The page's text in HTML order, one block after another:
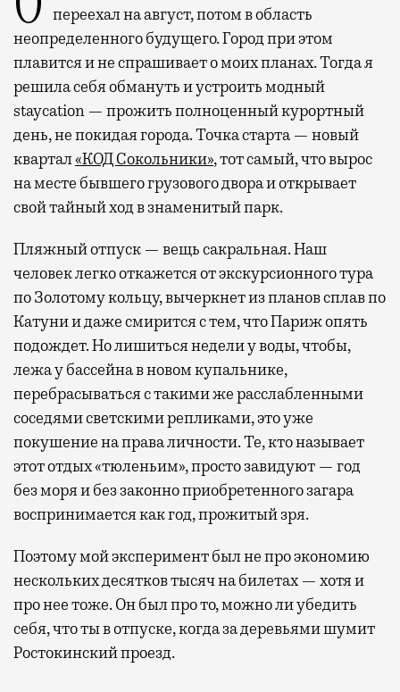
переехал на август, потом в область
неопределенного будущего. Город при этом
плавится и не спрашивает о моих планах. Тогда я
решила себя обмануть и устроить модный
staycation — прожить полноценный курортный
день, не покидая города. Точка старта — новый
квартал«КОД Сокольники», тот самый, что вырос
на месте бывшего грузового двора и открывает
свой тайный ход в знаменитый парк.
Пляжный отпуск — вещь сакральная. Наш
человек легко откажется от экскурсионного тура
по Золотому кольцу, вычеркнет из планов сплав по
Катуни и даже смирится с тем, что Париж опять
подождет. Но лишиться недели у воды, чтобы,
лежа у бассейна в новом купальнике,
перебрасываться с такими же расслабленными
соседями светскими репликами, это уже
покушение на права личности. Те, кто называет
этот отдых «тюленьим», просто завидуют — год
без моря и без законно приобретенного загара
воспринимается как год, прожитый зря.
Поэтому мой эксперимент был не про экономию
нескольких десятков тысяч на билетах — хотя и
про нее тоже. Он был про то, можно ли убедить
себя, что ты в отпуске, когда за деревьями шумит
Ростокинский проезд.